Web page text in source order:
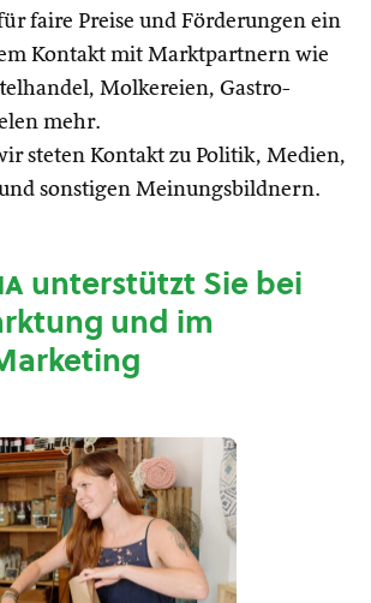
faire Preise und Förderungen ein
Kontakt mit Marktpartnern wie
Molkereien, Gastro-
mehr.
steten Kontakt zu Politik, Medien,
sonstigen Meinungsbildnern.
unterstützt Sie bei
und im